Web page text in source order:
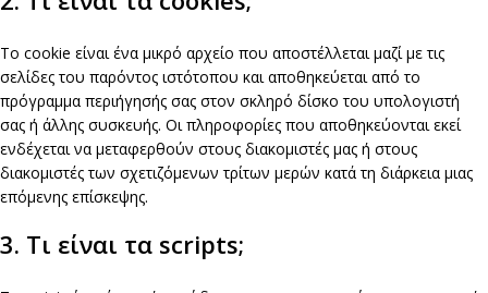
Το cookie είναι ένα μικρό αρχείο που αποστέλλεται μαζί με τις
σελίδες του παρόντος ιστότοπου και αποθηκεύεται από το
πρόγραμμα περιήγησής σας στον σκληρό δίσκο του υπολογιστή
σας ή άλλης συσκευής. Οι πληροφορίες που αποθηκεύονται εκεί
ενδέχεται να μεταφερθούν στους διακομιστές μας ή στους
διακομιστές των σχετιζόμενων τρίτων μερών κατά τη διάρκεια μιας
επόμενης επίσκεψης.
3. Τι είναι τα scripts;